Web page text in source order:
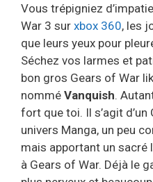
Vous trépigniez
War 3 sur xbox 360, les
que leurs yeux pour
Séchez vos larmes et
bon gros Gears of War
nommé Vanquish.
fort que toi. Il s’agit
univers Manga, un peu
mais apportant un sacré
à Gears of War. Déjà le